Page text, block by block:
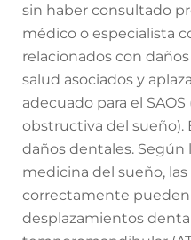
sin haber consultado
médico o especialista
relacionados con
salud asociados y
adecuado para el
obstructiva del sueño).
daños dentales. Según
medicina del sueño,
correctamente
desplazamientos